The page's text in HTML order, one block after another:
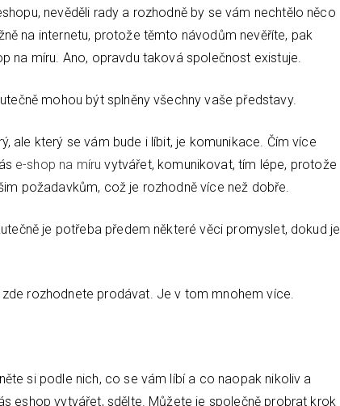
nevěděli rady a rozhodně by se vám nechtělo něco
na internetu, protože těmto návodům nevěříte, pak
na míru. Ano, opravdu taková společnost existuje.
mohou být splněny všechny vaše představy.
ale který se vám bude i líbit, je komunikace. Čím více
e-shop na míru vytvářet, komunikovat, tím lépe, protože
požadavkům, což je rozhodně více než dobře.
je potřeba předem některé věci promyslet, dokud je
rozhodnete prodávat. Je v tom mnohem více.
si podle nich, co se vám líbí a co naopak nikoliv a
eshop vytvářet, sdělte. Můžete je společně probrat krok